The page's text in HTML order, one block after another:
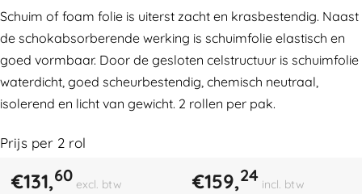
Schuim of foam folie is uiterst zacht en krasbestendig. Naast
de schokabsorberende werking is schuimfolie elastisch en
goed vormbaar. Door de gesloten celstructuur is schuimfolie
waterdicht, goed scheurbestendig, chemisch neutraal,
isolerend en licht van gewicht. 2 rollen per pak.
Prijs per 2 rol
€131,60 excl. btw €159,24 incl. btw